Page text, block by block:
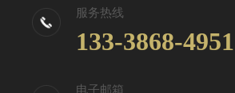
服务热线
133-3868-4951
电子邮箱